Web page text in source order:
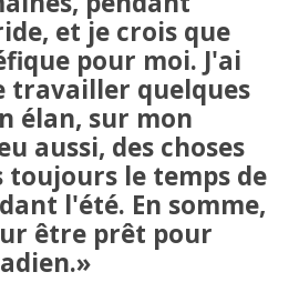
et je crois que
pour moi. J'ai
travailler quelques
élan, sur mon
aussi, des choses
toujours le temps de
l'été. En somme,
être prêt pour